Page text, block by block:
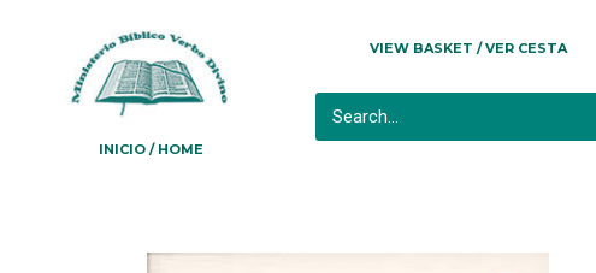
INICIO / HOME
VIEW BASKET / VER CESTA